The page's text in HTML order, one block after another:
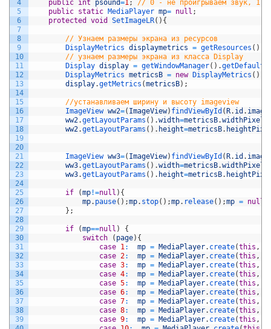
4
5
6
7
8
9
10
11
12
13
14
15
16
17
18
19
20
21
22
23
24
25
26
27
28
29
30
31
32
33
34
35
36
37
38
39
public int psound=1;
// 0 - не проигрываем звук, 1 -
public static MediaPlayer mp= null ;
protected
void SetImageLR( ) {
// Узнаем размеры экрана из ресурсов
DisplayMetrics displaymetrics = getResources ( )
// узнаем размеры экрана из класса Display
Display display = getWindowManager( ) .
DisplayMetrics metricsB = new DisplayMetrics ( )
display.getMetrics (metricsB) ;
//устанавливаем ширину и высоту imageview
ImageView ww2=( ImageView) findViewById ( R. id .
ww2.getLayoutParams ( ) .width=metricsB.widthPixels
ww2.getLayoutParams ( ) . height=metricsB.
ImageView ww3=( ImageView) findViewById ( R. id .
ww3.getLayoutParams ( ) .width=metricsB.widthPixels
ww3.getLayoutParams ( ) . height=metricsB.
if (mp !=null ) {
mp. pause( ) ;mp. stop( ) ;mp. release( ) ;mp = null
} ;
if (mp==null )
{
switch
( page) {
case 1: mp = MediaPlayer. create(this ,
case 2: mp = MediaPlayer. create(this ,
case 3: mp = MediaPlayer. create(this ,
case 4: mp = MediaPlayer. create(this ,
case 5: mp = MediaPlayer. create(this ,
case 6: mp = MediaPlayer. create(this ,
case 7: mp = MediaPlayer. create(this ,
case 8: mp = MediaPlayer. create(this ,
case 9: mp = MediaPlayer. create(this ,